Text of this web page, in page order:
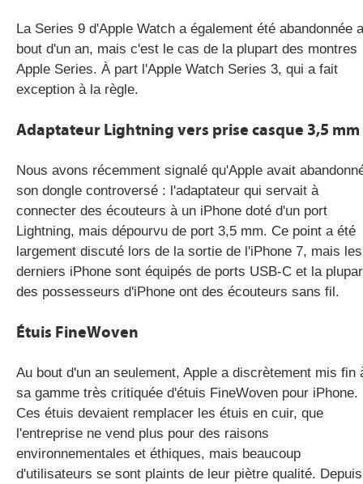
La Series 9 d'Apple Watch a également été abandonnée
bout d'un an, mais c'est le cas de la plupart des montres
Apple Series. À part l'Apple Watch Series 3, qui a fait
exception à la règle.
Adaptateur Lightning vers prise casque 3,5 mm
Nous avons récemment signalé qu'Apple avait
son dongle controversé : l'adaptateur qui servait à
connecter des écouteurs à un iPhone doté d'un port
Lightning, mais dépourvu de port 3,5 mm. Ce point a été
largement discuté lors de la sortie de l'iPhone 7, mais les
derniers iPhone sont équipés de ports USB-C et la
des possesseurs d'iPhone ont des écouteurs sans fil.
Étuis FineWoven
Au bout d'un an seulement, Apple a discrètement mis fin
sa gamme très critiquée d'étuis FineWoven pour iPhone.
Ces étuis devaient remplacer les étuis en cuir, que
l'entreprise ne vend plus pour des raisons
environnementales et éthiques, mais beaucoup
d'utilisateurs se sont plaints de leur piètre qualité. Depuis